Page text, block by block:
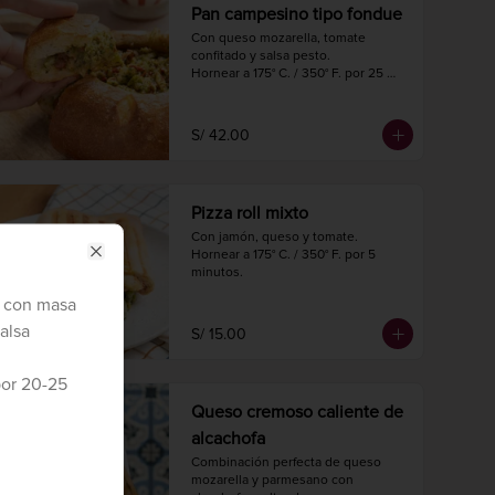
Pan campesino tipo fondue
Con queso mozarella, tomate
confitado y salsa pesto.
Hornear a 175° C. / 350° F. por 25
Peso 620 gr.
S/ 42.00
Pizza roll mixto
Con jamón, queso y tomate.
Hornear a 175° C. / 350° F. por 5
minutos.
S/ 15.00
Queso cremoso caliente de
alcachofa
Combinación perfecta de queso
mozarella y parmesano con
masa
20-25
Close